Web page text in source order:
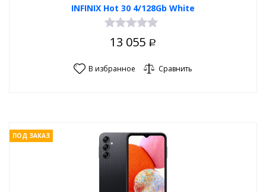
INFINIX Hot 30 4/128Gb White
13 055 Р
В избранное Сравнить
ПОД ЗАКАЗ